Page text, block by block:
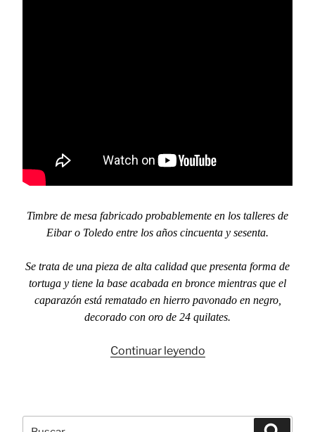
Timbre de mesa fabricado probablemente en los talleres de
Eibar o Toledo entre los años cincuenta y sesenta.
Se trata de una pieza de alta calidad que presenta forma de
tortuga y tiene la base acabada en bronce mientras que el
caparazón está rematado en hierro pavonado en negro,
decorado con oro de 24 quilates.
Continuar leyendo«La
recepción»